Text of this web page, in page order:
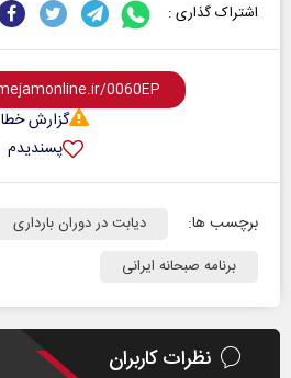
اشتراک گذاری :
گزارش خطا
پسندیدم
برچسب ها: دیابت در دوران بارداری
برنامه صبحانه ایرانی
نظرات کاربران